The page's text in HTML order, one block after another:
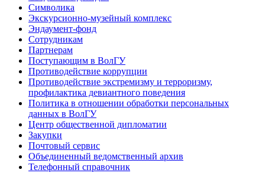
Символика
Экскурсионно-музейный комплекс
Эндаумент-фонд
Сотрудникам
Партнерам
Поступающим в ВолГУ
Противодействие коррупции
Противодействие экстремизму и терроризму,
профилактика девиантного поведения
Политика в отношении обработки персональных
данных в ВолГУ
Центр общественной дипломатии
Закупки
Почтовый сервис
Объединенный ведомственный архив
Телефонный справочник